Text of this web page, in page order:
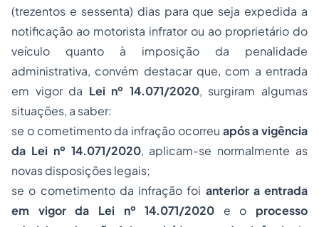
(trezentos e sessenta) dias para que seja expedida a
notificação ao motorista infrator ou ao proprietário do
veículo quanto à imposição da penalidade
administrativa, convém destacar que, com a entrada
em vigor da Lei nº 14.071/2020, surgiram algumas
situações, a saber:
se o cometimento da infração ocorreu após a vigência
da Lei nº 14.071/2020, aplicam-se normalmente as
novas disposições legais;
se o cometimento da infração foi anterior a entrada
em vigor da Lei nº 14.071/2020 e o processo